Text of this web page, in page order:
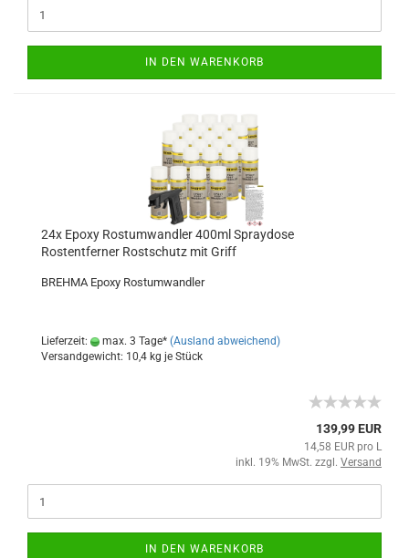
IN DEN WARENKORB
24x Epoxy Rostumwandler 400ml Spraydose
Rostentferner Rostschutz mit Griff
BREHMA Epoxy Rostumwandler
Lieferzeit: max. 3 Tage* (Ausland abweichend)
Versandgewicht: 10,4 kg je Stück
139,99 EUR
14,58 EUR pro L
inkl. 19% MwSt. zzgl. Versand
IN DEN WARENKORB